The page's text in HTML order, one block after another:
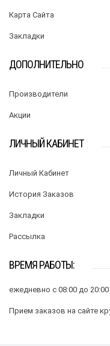
Карта Сайта
Закладки
ДОПОЛНИТЕЛЬНО
Производители
Акции
ЛИЧНЫЙ КАБИНЕТ
Личный Кабинет
История Заказов
Закладки
Рассылка
ВРЕМЯ РАБОТЫ:
ежедневно с 08:00 до 20:00
Прием заказов на сайте